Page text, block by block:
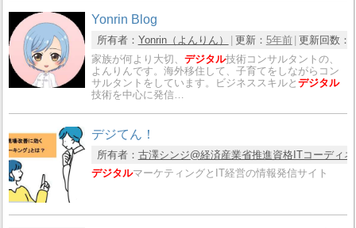
Yonrin Blog
所有者： Yonrin（よんりん） 更新： 5年前 更新回数：
家族が何より大切、デジタル技術コンサルタントの、
よんりんです。海外移住して、子育てをしながらコン
サルタントをしています。ビジネススキルとデジタル
技術を中心に発信…
デジてん！
所有者： 古澤シンジ@経済産業省推進資格ITコーディ
デジタルマーケティングとIT経営の情報発信サイト